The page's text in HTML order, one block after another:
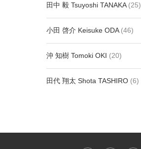
田中 毅 Tsuyoshi TANAKA (25)
小田 啓介 Keisuke ODA (46)
沖 知樹 Tomoki OKI (20)
田代 翔太 Shota TASHIRO (6)